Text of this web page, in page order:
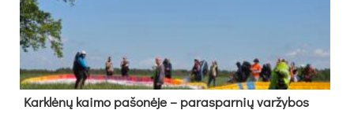
Kark­lė­nų kai­mo pa­šo­nė­je – pa­ras­par­nių var­žy­bos